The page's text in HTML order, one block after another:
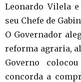
Leonardo Vilela
seu Chefe de
O Governador
reforma agraria,
Governo
concorda a